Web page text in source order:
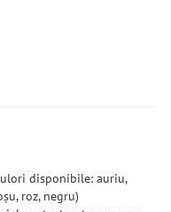
disponibile: auriu,
roz, negru)